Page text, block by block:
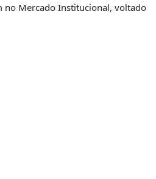
no Mercado Institucional, voltado